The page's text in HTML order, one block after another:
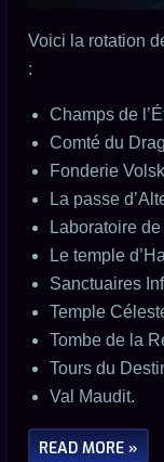
Voici la rotation
:
Champs de
Comté du
Fonderie
La passe
Laboratoire
Le temple
Sanctuaires
Temple
Tombe de la
Tours du
Val Maudit.
READ MORE »